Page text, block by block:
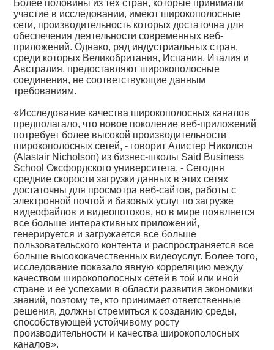
Более половины из тех стран, которые принимали
участие в исследовании, имеют широкополосные
сети, производительность которых достаточна для
обеспечения деятельности современных веб-
приложений. Однако, ряд индустриальных стран,
среди которых Великобритания, Испания, Италия и
Австралия, предоставляют широкополосные
соединения, не соответствующие данным
требованиям.
«Исследование качества широкополосных каналов
предполагало, что новое поколение веб-приложений
потребует более высокой производительности
широкополосных сетей, - говорит Алистер Николсон
(Alastair Nicholson) из бизнес-школы Said Business
School Оксфордского университета. - Сегодня
средние скорости загрузки данных в этих сетях
достаточны для просмотра веб-сайтов, работы с
электронной почтой и базовых услуг по загрузке
видеофайлов и видеопотоков, но в мире появляется
все больше интерактивных приложений,
генерируется и загружается все больше
пользовательского контента и распространяется все
больше высококачественных видеоуслуг. Более того,
исследование показало явную корреляцию между
качеством широкополосных сетей в той или иной
стране и ее успехами в области развития экономики
знаний, поэтому те, кто принимает ответственные
решения, должны стремиться к созданию среды,
способствующей устойчивому росту
производительности и качества широкополосных
каналов».